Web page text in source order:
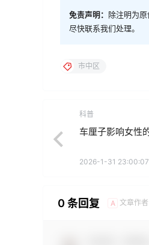
免责声明： 除注明为
尽快联系我们处理。
市中区
科普
车厘子影响女性
2026-1-31 23:00:07
0 条回复 A 文章作者